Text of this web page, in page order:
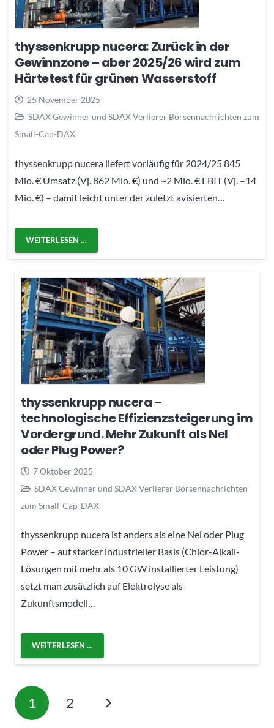
thyssenkrupp nucera: Zurück in der
Gewinnzone – aber 2025/26 wird zum
Härtetest für grünen Wasserstoff
25 November 2025
SDAX Gewinner und SDAX Verlierer Börsennachrichten zum
Small-Cap-DAX
thyssenkrupp nucera liefert vorläufig für 2024/25 845
Mio. € Umsatz (Vj. 862 Mio. €) und ~2 Mio. € EBIT (Vj. –14
Mio. €) – damit leicht unter der zuletzt avisierten…
WEITERLESEN …
thyssenkrupp nucera –
technologische Effizienzsteigerung im
Vordergrund. Mehr Zukunft als Nel
oder Plug Power?
7 Oktober 2025
SDAX Gewinner und SDAX Verlierer Börsennachrichten
zum Small-Cap-DAX
thyssenkrupp nucera ist anders als eine Nel oder Plug
Power – auf starker industrieller Basis (Chlor-Alkali-
Lösungen mit mehr als 10 GW installierter Leistung)
setzt man zusätzlich auf Elektrolyse als
Zukunftsmodell…
WEITERLESEN …
1 2